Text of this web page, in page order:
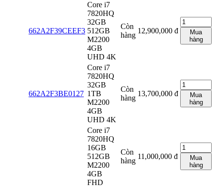
662A2F39CEEF3
Core i7
7820HQ
32GB
512GB
M2200
4GB
UHD 4K
Còn
hàng
12,900,000 đ
Mua
hàng
662A2F3BE0127
Core i7
7820HQ
32GB
1TB
M2200
4GB
UHD 4K
Còn
hàng
13,700,000 đ
Mua
hàng
Core i7
7820HQ
16GB
512GB
M2200
4GB
FHD
Còn
hàng
11,000,000 đ
Mua
hàng